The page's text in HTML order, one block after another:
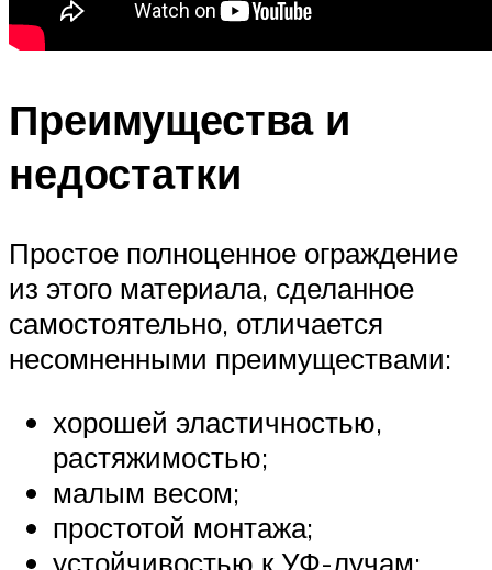
Преимущества и
недостатки
Простое полноценное ограждение
из этого материала, сделанное
самостоятельно, отличается
несомненными преимуществами:
хорошей эластичностью,
растяжимостью;
малым весом;
простотой монтажа;
устойчивостью к УФ-лучам;